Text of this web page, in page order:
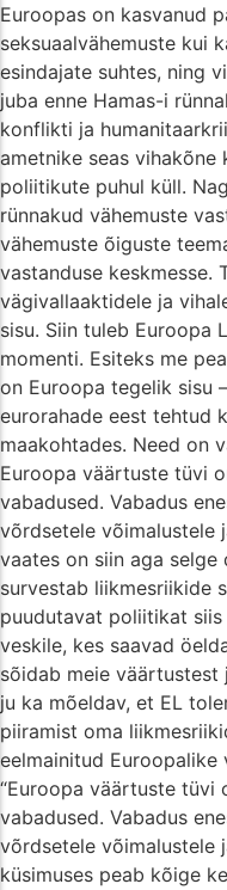
Euroopas on kasvanud
seksuaalvähemuste kui
esindajate suhtes, ning
juba enne Hamas-i
konflikti ja
ametnike seas vihakõne
poliitikute puhul küll.
rünnakud vähemuste
vähemuste õiguste
vastanduse keskmesse.
vägivallaaktidele ja
sisu. Siin tuleb Euroopa
momenti. Esiteks me
on Euroopa tegelik sisu
eurorahade eest tehtud
maakohtades. Need on
Euroopa väärtuste tüvi
vabadused. Vabadus
võrdsetele võimalustele
vaates on siin aga selge
survestab liikmesriikide
puudutavat poliitikat
veskile, kes saavad
sõidab meie väärtustest
ju ka mõeldav, et EL
piiramist oma
eelmainitud
“Euroopa väärtuste tüvi
vabadused. Vabadus
võrdsetele võimalustele
küsimuses peab kõige